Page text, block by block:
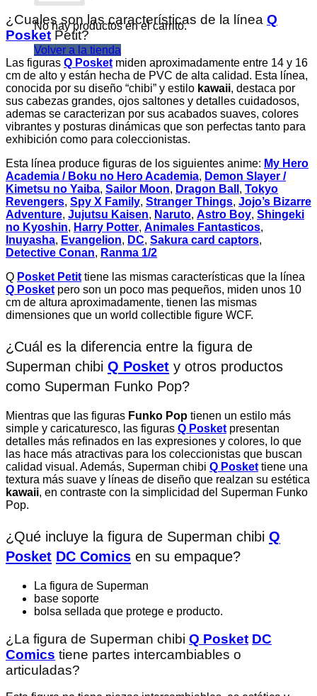
No hay productos en el carrito.
Volver a la tienda
¿Cuales son las características de la línea Q
Posket Petit?
Las figuras Q Posket miden aproximadamente entre 14 y 16
cm de alto y están hecha de PVC de alta calidad. Esta línea,
conocida por su diseño “chibi” y estilo kawaii, destaca por
sus cabezas grandes, ojos saltones y detalles cuidadosos,
ademas se caracterizan por sus acabados suaves, colores
vibrantes y posturas dinámicas que son perfectas tanto para
exhibición como para coleccionistas.
Esta línea produce figuras de los siguientes anime: My Hero
Academia / Boku no Hero Academia, Demon Slayer /
Kimetsu no Yaiba, Sailor Moon, Dragon Ball , Tokyo
Revengers, Spy X Family, Stranger Things, Jojo’s Bizarre
Adventure, Jujutsu Kaisen, Naruto, Astro Boy, Shingeki
no Kyoshin, Harry Potter, Animales Fantasticos,
Inuyasha, Evangelion, DC, Sakura card captors,
Detective Conan, Ranma 1/2
Q Posket Petit tiene las mismas características que la línea
Q Posket pero son un poco mas pequeños, miden unos 10
cm de altura aproximadamente, tienen las mismas
dimensiones que un world collectible figure WCF.
¿Cuál es la diferencia entre la figura de
Superman chibi Q Posket y otros productos
como Superman Funko Pop?
Mientras que las figuras Funko Pop tienen un estilo más
simple y caricaturesco, las figuras Q Posket presentan
detalles más refinados en las expresiones y colores, lo que
las hace más atractivas para los coleccionistas que buscan
calidad visual. Además, Superman chibi Q Posket tiene una
textura más suave y líneas de diseño que realzan su estética
kawaii, en contraste con la simplicidad del Superman Funko
Pop.
¿Qué incluye la figura de Superman chibi Q
Posket DC Comics en su empaque?
La figura de Superman
base soporte
bolsa sellada que protege e producto.
¿La figura de Superman chibi Q Posket DC
Comics tiene partes intercambiables o
articuladas?